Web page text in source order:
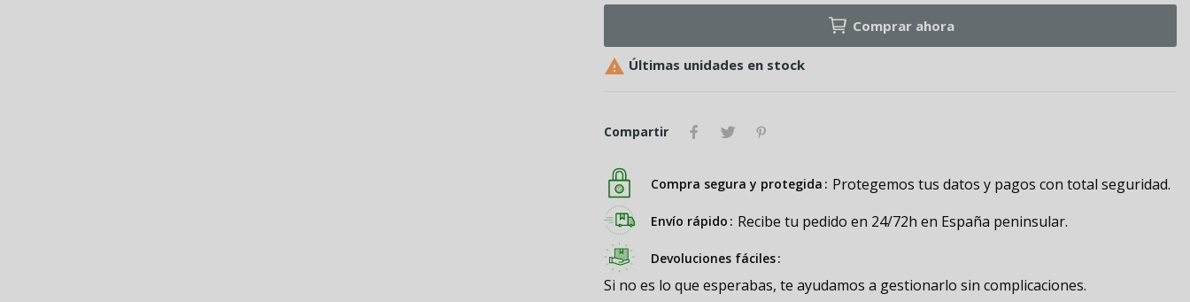
Comprar ahora
 Últimas unidades en stock
Compartir
Compra segura y protegida Protegemos tus datos y pagos con total seguridad.
Envío rápido Recibe tu pedido en 24/72h en España peninsular.
Devoluciones fáciles
Si no es lo que esperabas, te ayudamos a gestionarlo sin complicaciones.